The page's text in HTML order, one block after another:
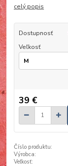
celý popis
Dostupnosť
Veľkosť
39 €
Číslo produktu:
Výrobca:
Veľkosť: